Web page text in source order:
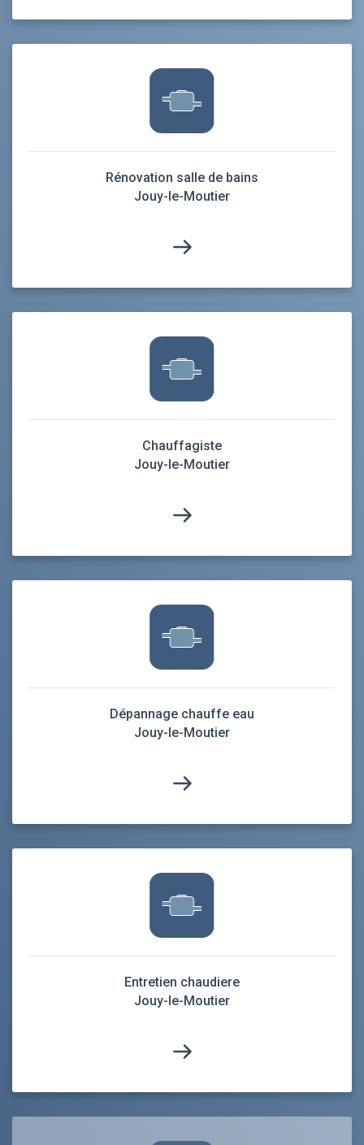
Rénovation salle de bains
Jouy-le-Moutier
Chauffagiste
Jouy-le-Moutier
Dépannage chauffe eau
Jouy-le-Moutier
Entretien chaudiere
Jouy-le-Moutier